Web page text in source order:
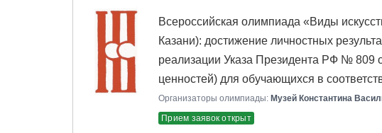
Всероссийская олимпиада «Виды
Казани): достижение личностных
реализации Указа Президента РФ № 809
ценностей) для обучающихся в
Организаторы олимпиады: Музей Константина
Прием заявок открыт